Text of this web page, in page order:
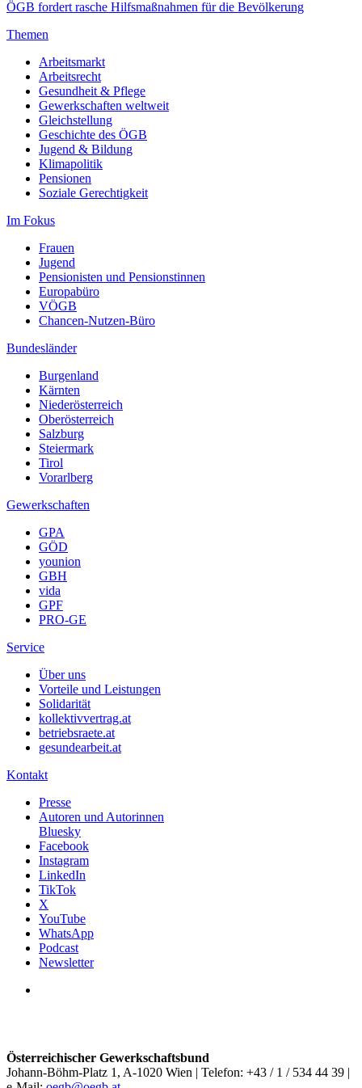
ÖGB fordert rasche Hilfsmaßnahmen für die Bevölkerung
Themen
Arbeitsmarkt
Arbeitsrecht
Gesundheit & Pflege
Gewerkschaften weltweit
Gleichstellung
Geschichte des ÖGB
Jugend & Bildung
Klimapolitik
Pensionen
Soziale Gerechtigkeit
Im Fokus
Frauen
Jugend
Pensionisten und Pensionstinnen
Europabüro
VÖGB
Chancen-Nutzen-Büro
Bundesländer
Burgenland
Kärnten
Niederösterreich
Oberösterreich
Salzburg
Steiermark
Tirol
Vorarlberg
Gewerkschaften
GPA
GÖD
younion
GBH
vida
GPF
PRO-GE
Service
Über uns
Vorteile und Leistungen
Solidarität
kollektivvertrag.at
betriebsraete.at
gesundearbeit.at
Kontakt
Presse
Autoren und Autorinnen
Bluesky
Facebook
Instagram
LinkedIn
TikTok
X
YouTube
WhatsApp
Podcast
Newsletter
Österreichischer Gewerkschaftsbund
Johann-Böhm-Platz 1, A-1020 Wien | Telefon: +43 / 1 / 534 44 39 |